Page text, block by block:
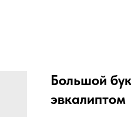
Большой
эвкалиптом